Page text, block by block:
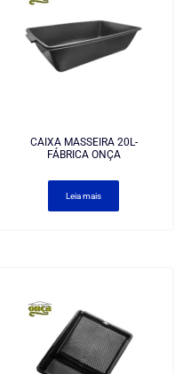
CAIXA MASSEIRA 20L-
FÁBRICA ONÇA
Leia mais